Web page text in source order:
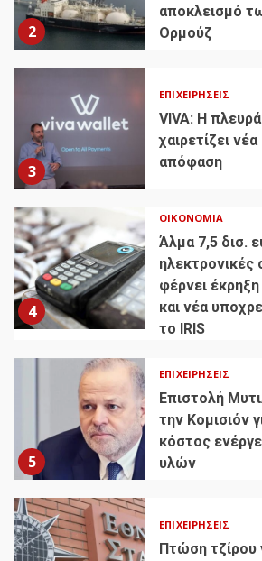
2
αποκλεισμό
Ορμούζ
3
ΕΠΙΧΕΙΡΉΣΕΙΣ
VIVA: Η
χαιρετίζει
απόφαση
4
ΟΙΚΟΝΟΜΊΑ
Άλμα 7,5 δισ.
ηλεκτρονικές
φέρνει
και νέα
το IRIS
5
ΕΠΙΧΕΙΡΉΣΕΙΣ
Επιστολή
την Κομισιόν
κόστος
υλών
ΕΠΙΧΕΙΡΉΣΕΙΣ
Πτώση τζίρου